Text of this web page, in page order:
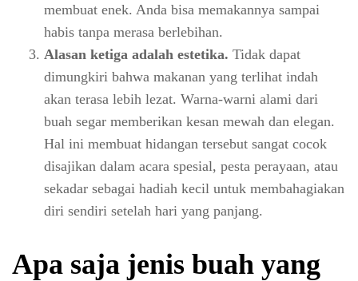
membuat enek. Anda bisa memakannya sampai
habis tanpa merasa berlebihan.
Alasan ketiga adalah estetika. Tidak dapat
dimungkiri bahwa makanan yang terlihat indah
akan terasa lebih lezat. Warna-warni alami dari
buah segar memberikan kesan mewah dan elegan.
Hal ini membuat hidangan tersebut sangat cocok
disajikan dalam acara spesial, pesta perayaan, atau
sekadar sebagai hadiah kecil untuk membahagiakan
diri sendiri setelah hari yang panjang.
Apa saja jenis buah yang